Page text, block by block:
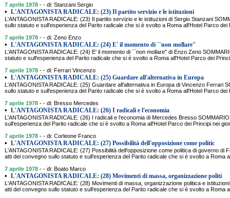
7 aprile 1978 - - di: Stanzani Sergio
• L'ANTAGONISTA RADICALE: (23) Il partito servizio e le istituzioni
L'ANTAGONISTA RADICALE: (23) Il partito servizio e le istituzioni di Sergio Stanzani
sullo statuto e sull'esperienza del Parito radicale che si è svolto a Roma all'Hotel Parco dei
7 aprile 1978 - - di: Zeno Enzo
• L'ANTAGONISTA RADICALE: (24) E' il momento di ``non mollare''
L'ANTAGONISTA RADICALE: (24) E' il momento di ``non mollare'' di Enzo Zeno
statuto e sull'esperienza del Parito radicale che si è svolto a Roma all'Hotel Parco dei
7 aprile 1978 - - di: Ferrari Vincenzo
• L'ANTAGONISTA RADICALE: (25) Guardare all'alternativa in Europa
L'ANTAGONISTA RADICALE: (25) Guardare all'alternativa in Europa di Vincenzo Ferrari
sullo statuto e sull'esperienza del Parito radicale che si è svolto a Roma all'Hotel Parco dei
7 aprile 1978 - - di: Bresso Mercedes
• L'ANTAGONISTA RADICALE: (26) I radicali e l'economia
L'ANTAGONISTA RADICALE: (26) I radicali e l'economia di Mercedes Bresso
sull'esperienza del Parito radicale che si è svolto a Roma all'Hotel Parco dei Principi nei
7 aprile 1978 - - di: Corleone Franco
• L'ANTAGONISTA RADICALE: (27) Possibilità dell'opposizione come politic
L'ANTAGONISTA RADICALE: (27) Possibilità dell'opposizione come politica di governo di
atti del convegno sullo statuto e sull'esperienza del Parito radicale che si è svolto a Roma
7 aprile 1978 - - di: Boato Marco
• L'ANTAGONISTA RADICALE: (28) Movimenti di massa, organizzazione politi
L'ANTAGONISTA RADICALE: (28) Movimenti di massa, organizzazione politica e
atti del convegno sullo statuto e sull'esperienza del Parito radicale che si è svolto a Roma